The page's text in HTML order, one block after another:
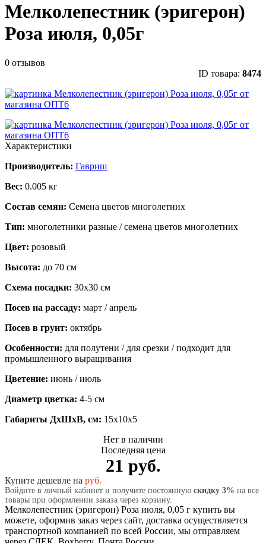
Мелколепестник (эригерон)
Роза июля, 0,05г
0 отзывов
ID товара: 8474
Характеристики
Производитель: Гавриш
Вес: 0.005 кг
Состав семян: Семена цветов многолетних
Тип: многолетники разные / семена цветов многолетних
Цвет: розовый
Высота: до 70 см
Схема посадки: 30х30 см
Посев на рассаду: март / апрель
Посев в грунт: октябрь
Особенности: для полутени / для срезки / подходит для
промышленного выращивания
Цветение: июнь / июль
Диаметр цветка: 4-5 см
Габариты ДхШхВ, см: 15x10x5
Нет в наличии
Последняя цена
21 руб.
Купите дешевле на руб.
Войдите в личный кабинет и получите постоянную скидку 3% на все
товары при оформлении заказа через корзину.
Мелколепестник (эригерон) Роза июля, 0,05 г купить вы
можете, оформив заказ через сайт, доставка осуществляется
транспортной компанией по всей России, мы отправляем